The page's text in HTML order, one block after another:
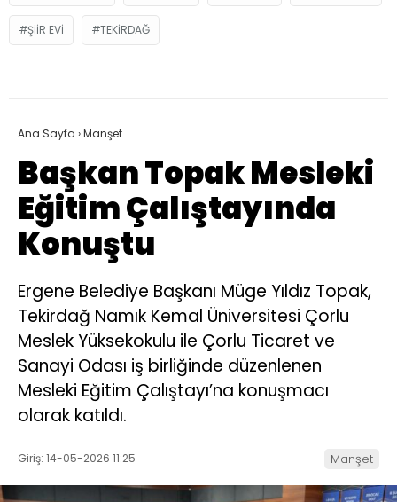
ŞIIR EVI TEKIRDAĞ
Ana Sayfa ›Manşet
Başkan Topak Mesleki
Eğitim Çalıştayında
Konuştu
Ergene Belediye Başkanı Müge Yıldız Topak,
Tekirdağ Namık Kemal Üniversitesi Çorlu
Meslek Yüksekokulu ile Çorlu Ticaret ve
Sanayi Odası iş birliğinde düzenlenen
Mesleki Eğitim Çalıştayı’na konuşmacı
olarak katıldı.
Giriş: 14-05-2026 11:25 Manşet